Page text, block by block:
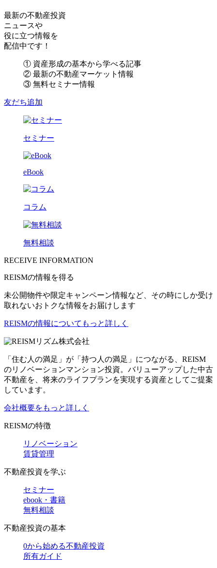
最新の不動産投資
ニュースや
役に立つ情報を
配信中です！
① 資産形成の基本から学べる記事
② 最新の不動産マーケット情報
③ 無料セミナー情報
友だち追加
セミナー
eBook
コラム
無料相談
RECEIVE INFORMATION
REISMの情報を得る
未公開物件や限定キャンペーン情報など、その時にしか受け
取れないおトクな情報をお届けします
REISMの情報についてもっと詳しく
リズム株式会社
「住む人の満足」が「持つ人の満足」につながる、REISM
のリノベーションマンション投資。バリューアップした中古
不動産を、将来のライフプランを実現する資産としてご提案
しています。
会社概要をもっと詳しく
REISMの特徴
リノベーション
賃貸管理
不動産投資を学ぶ
セミナー
ebook・書籍
無料相談
不動産投資の基本
0から始める不動産投資
所有ガイド